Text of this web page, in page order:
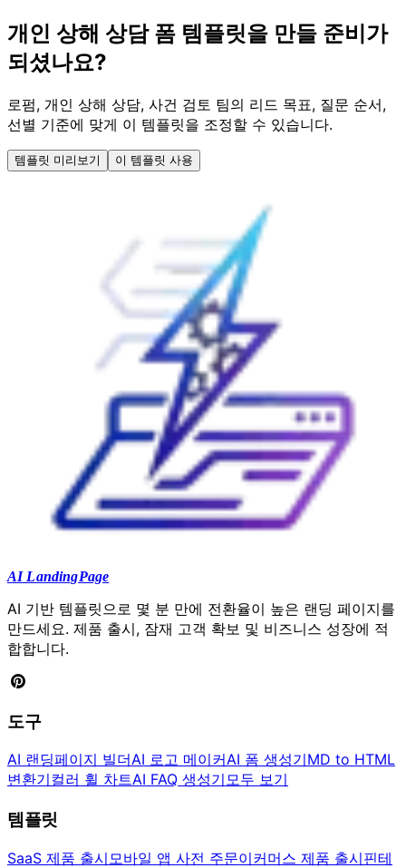
개인 상해 상담 폼 템플릿을 만들 준비가
되셨나요?
로펌, 개인 상해 상담, 사건 검토 팀의 리드 목표, 질문 순서,
선별 기준에 맞게 이 템플릿을 조정할 수 있습니다.
템플릿 미리보기 이 템플릿 사용
AI LandingPage
AI 기반 템플릿으로 몇 분 만에 전환율이 높은 랜딩 페이지를
만드세요. 제품 출시, 잠재 고객 확보 및 비즈니스 성장에 적
합합니다.
도구
AI 랜딩페이지 빌더AI 로고 메이커AI 폼 생성기MD to HTML
변환기컬러 휠 차트AI FAQ 생성기모두 보기
템플릿
SaaS 제품 출시 모바일 앱 사전 주문이커머스 제품 출시핀테